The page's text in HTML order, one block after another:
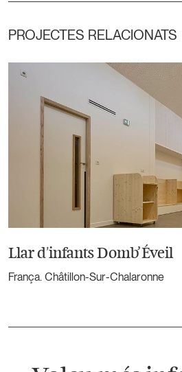
PROJECTES RELACIONATS
Llar d'infants Domb’Éveil
França. Châtillon-Sur-Chalaronne